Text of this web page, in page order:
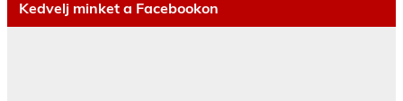
Kedvelj minket a Facebookon